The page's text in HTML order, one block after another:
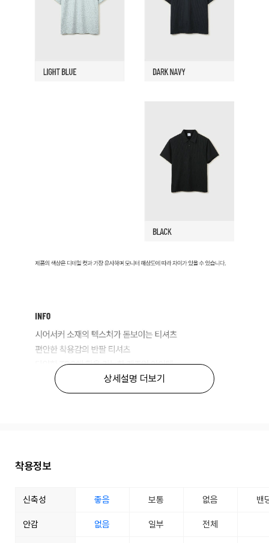
상세설명 더보기
착용정보
신축성 좋음 보통 없음 밴
안감 없음 일부 전체